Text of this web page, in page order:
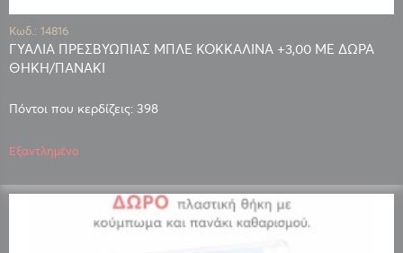
Κωδ.: 14816
ΓΥΑΛΙΑ ΠΡΕΣΒΥΩΠΙΑΣ ΜΠΛΕ ΚΟΚΚΑΛΙΝΑ +3,00 ΜΕ ΔΩΡΑ
ΘΗΚΗ/ΠΑΝΑΚΙ
Πόντοι που κερδίζεις: 398
Εξαντλημένο